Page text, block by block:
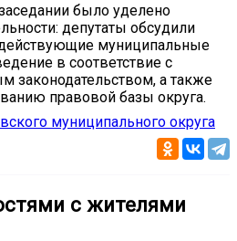
было уделено
депутаты обсудили
муниципальные
в соответствие с
законодательством, а также
правовой базы округа.
муниципального округа
с жителями